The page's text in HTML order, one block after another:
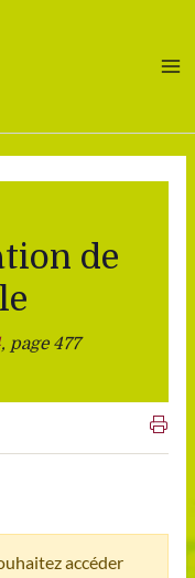
de
, page 477
accéder